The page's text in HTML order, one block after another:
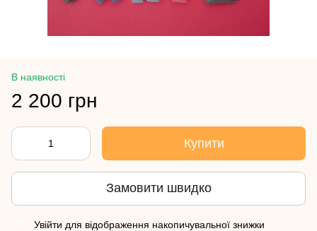
В наявності
2 200 грн
Купити
Замовити швидко
Увійти для відображення накопичувальної знижки